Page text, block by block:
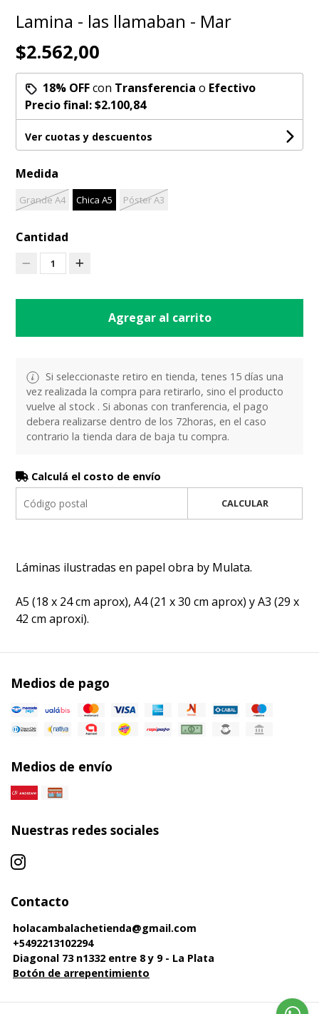
Lamina - las llamaban - Mar
$2.562,00
18% OFFcon Transferencia o Efectivo
Precio final:$2.100,84
Ver cuotas y descuentos
Medida
Grande A4 Chica A5 Póster A3
Cantidad
1
Agregar al carrito
Si seleccionaste retiro en tienda, tenes 15 días una
vez realizada la compra para retirarlo, sino el producto
vuelve al stock . Si abonas con tranferencia, el pago
debera realizarse dentro de los 72horas, en el caso
contrario la tienda dara de baja tu compra.
Calculá el costo de envío
CALCULAR
Láminas ilustradas en papel obra by Mulata.
A5 (18 x 24 cm aprox), A4 (21 x 30 cm aprox) y A3 (29 x
42 cm aproxi).
Medios de pago
Medios de envío
Nuestras redes sociales
Contacto
holacambalachetienda@gmail.com
+5492213102294
Diagonal 73 n1332 entre 8 y 9 - La Plata
Botón de arrepentimiento